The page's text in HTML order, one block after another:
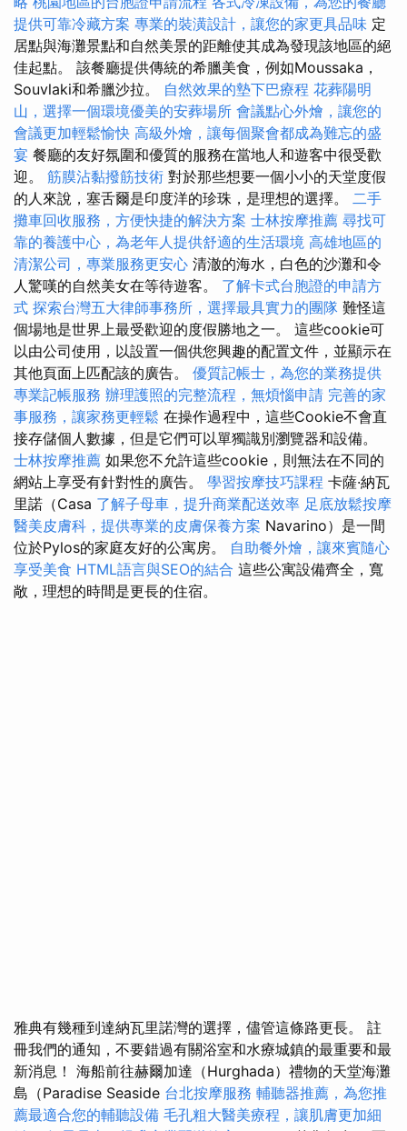
提供可靠冷藏方案 專業的裝潢設計，讓您的家更具品味 定
居點與海灘景點和自然美景的距離使其成為發現該地區的絕
佳起點。 該餐廳提供傳統的希臘美食，例如Moussaka，
Souvlaki和希臘沙拉。 自然效果的墊下巴療程 花葬陽明
山，選擇一個環境優美的安葬場所 會議點心外燴，讓您的
會議更加輕鬆愉快 高級外燴，讓每個聚會都成為難忘的盛
宴 餐廳的友好氛圍和優質的服務在當地人和遊客中很受歡
迎。 筋膜沾黏撥筋技術 對於那些想要一個小小的天堂度假
的人來說，塞舌爾是印度洋的珍珠，是理想的選擇。 二手
攤車回收服務，方便快捷的解決方案 士林按摩推薦 尋找可
靠的養護中心，為老年人提供舒適的生活環境 高雄地區的
清潔公司，專業服務更安心 清澈的海水，白色的沙灘和令
人驚嘆的自然美女在等待遊客。 了解卡式台胞證的申請方
式 探索台灣五大律師事務所，選擇最具實力的團隊 難怪這
個場地是世界上最受歡迎的度假勝地之一。 這些cookie可
以由公司使用，以設置一個供您興趣的配置文件，並顯示在
其他頁面上匹配該的廣告。 優質記帳士，為您的業務提供
專業記帳服務 辦理護照的完整流程，無煩惱申請 完善的家
事服務，讓家務更輕鬆 在操作過程中，這些Cookie不會直
接存儲個人數據，但是它們可以單獨識別瀏覽器和設備。
士林按摩推薦 如果您不允許這些cookie，則無法在不同的
網站上享受有針對性的廣告。 學習按摩技巧課程 卡薩·納瓦
里諾（Casa 了解子母車，提升商業配送效率 足底放鬆按摩
醫美皮膚科，提供專業的皮膚保養方案 Navarino）是一間
位於Pylos的家庭友好的公寓房。 自助餐外燴，讓來賓隨心
享受美食 HTML語言與SEO的結合 這些公寓設備齊全，寬
敞，理想的時間是更長的住宿。
雅典有幾種到達納瓦里諾灣的選擇，儘管這條路更長。 註
冊我們的通知，不要錯過有關浴室和水療城鎮的最重要和最
新消息！ 海船前往赫爾加達（Hurghada）禮物的天堂海灘
島（Paradise Seaside 台北按摩服務 輔聽器推薦，為您推
薦最適合您的輔聽設備 毛孔粗大醫美療程，讓肌膚更加細